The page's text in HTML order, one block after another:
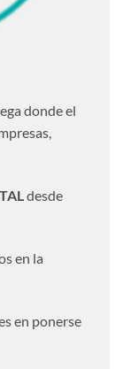
donde el
desde
en la
en ponerse